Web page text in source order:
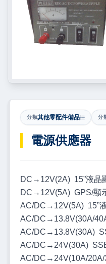
分類其他零配件備品 分
電源供應器
DC→12V(2A) 15”液晶
DC→12V(5A) GPS/顯
AC/DC→12V(5A) 15”
AC/DC→13.8V(30A/
AC/DC→13.8V(30A)
AC/DC→24V(30A)
AC/DC→24V(10A/